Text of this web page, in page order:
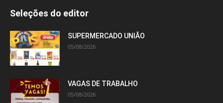
Seleções do editor
SUPERMERCADO UNIÃO
05/08/2026
VAGAS DE TRABALHO
05/08/2026